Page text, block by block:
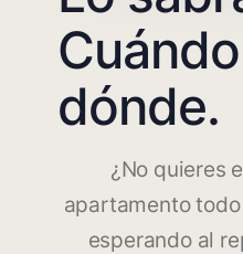
dónde.
¿No quieres
apartamento
esperando al